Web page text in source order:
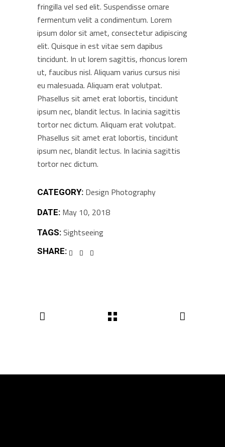
fringilla vel sed elit. Suspendisse ornare
fermentum velit a condimentum. Lorem
ipsum dolor sit amet, consectetur adipiscing
elit. Quisque in est vitae sem dapibus
tincidunt. In ut lorem sagittis, rhoncus lorem
ut, faucibus nisl. Aliquam varius cursus nisi
eu malesuada. Aliquam erat volutpat.
Phasellus sit amet erat lobortis, tincidunt
ipsum nec, blandit lectus. In lacinia sagittis
tortor nec dictum. Aliquam erat volutpat.
Phasellus sit amet erat lobortis, tincidunt
ipsum nec, blandit lectus. In lacinia sagittis
tortor nec dictum.
CATEGORY: Design Photography
DATE: May 10, 2018
TAGS: Sightseeing
SHARE: